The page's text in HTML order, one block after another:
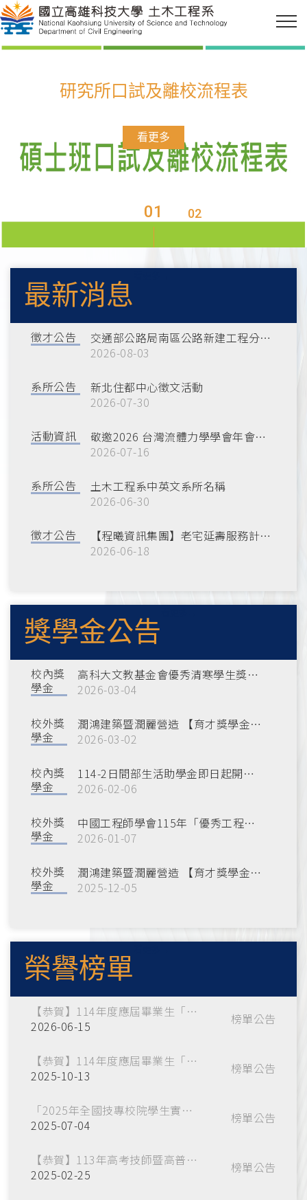
研究所口試及離校流程表
看更多
01 02
最新消息
徵才公告
交通部公路局南區公路新建工程分局徵才
2026-08-03
系所公告
新北住都中心徵文活動
2026-07-30
活動資訊
敬邀2026 台灣流體力學學會年會暨第二屆全國流體力學會議（TSFD 2026)
2026-07-16
系所公告
土木工程系中英文系所名稱
2026-06-30
徵才公告
【程曦資訊集團】老宅延壽服務計畫招募資訊
2026-06-18
獎學金公告
校內獎
學金
高科大文教基金會優秀清寒學生獎助學金即日起開始受理申請。
2026-03-04
校外獎
學金
潤鴻建築暨潤麗營造 【育才獎學金】即日起開始受理申請。
2026-03-02
校內獎
學金
114-2日間部生活助學金即日起開始申請。
2026-02-06
校外獎
學金
中國工程師學會115年「優秀工程學生獎學金」、「沈怡獎學金」、 「莫衡先生紀念獎學金」即日起
2026-01-07
校外獎
學金
潤鴻建築暨潤麗營造 【育才獎學金】獲獎名單。
2025-12-05
榮譽榜單
【恭賀】114年度應屆畢業生「專技高考土木工程技師」錄取榜單
2026-06-15
榜單公告
【恭賀】114年度應屆畢業生「高等考試三級考試暨普通考試」錄取榜單
2025-10-13
榜單公告
「2025年全國技專校院學生實務專題製作競賽暨成果展」榮獲佳績
2025-07-04
榜單公告
【恭賀】113年高考技師暨高普考試本系應屆畢業生錄取榜單
2025-02-25
榜單公告